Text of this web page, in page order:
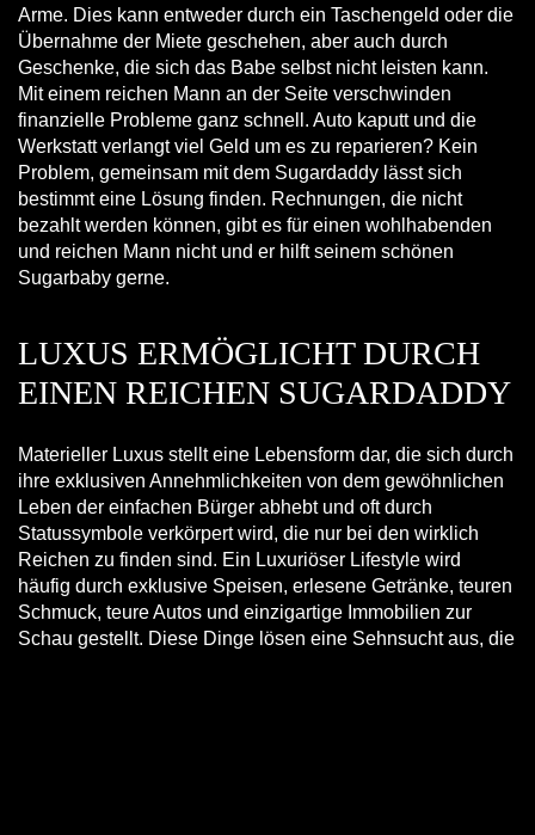
Arme. Dies kann entweder durch ein Taschengeld oder die
Übernahme der Miete geschehen, aber auch durch
Geschenke, die sich das Babe selbst nicht leisten kann.
Mit einem reichen Mann an der Seite verschwinden
finanzielle Probleme ganz schnell. Auto kaputt und die
Werkstatt verlangt viel Geld um es zu reparieren? Kein
Problem, gemeinsam mit dem Sugardaddy lässt sich
bestimmt eine Lösung finden. Rechnungen, die nicht
bezahlt werden können, gibt es für einen wohlhabenden
und reichen Mann nicht und er hilft seinem schönen
Sugarbaby gerne.
LUXUS ERMÖGLICHT DURCH
EINEN REICHEN SUGARDADDY
Materieller Luxus stellt eine Lebensform dar, die sich durch
ihre exklusiven Annehmlichkeiten von dem gewöhnlichen
Leben der einfachen Bürger abhebt und oft durch
Statussymbole verkörpert wird, die nur bei den wirklich
Reichen zu finden sind. Ein Luxuriöser Lifestyle wird
häufig durch exklusive Speisen, erlesene Getränke, teuren
Schmuck, teure Autos und einzigartige Immobilien zur
Schau gestellt. Diese Dinge lösen eine Sehnsucht aus, die